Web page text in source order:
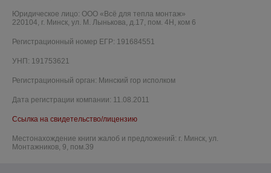
Юридическое лицо: ООО «Всё для тепла монтаж»
220104, г. Минск, ул. М. Лынькова, д.17, пом. 4Н, ком 6
Регистрационный номер ЕГР: 191684551
УНП: 191753621
Регистрационный орган: Минский гор исполком
Дата регистрации компании: 11.08.2011
Ссылка на свидетельство/лицензию
Местонахождение книги жалоб и предложений: г. Минск, ул.
Монтажников, 9, пом.39